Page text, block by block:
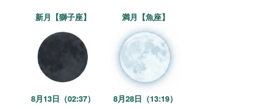
新月【獅子座】
8月13日（02:37）
満月【魚座】
8月28日（13:19）